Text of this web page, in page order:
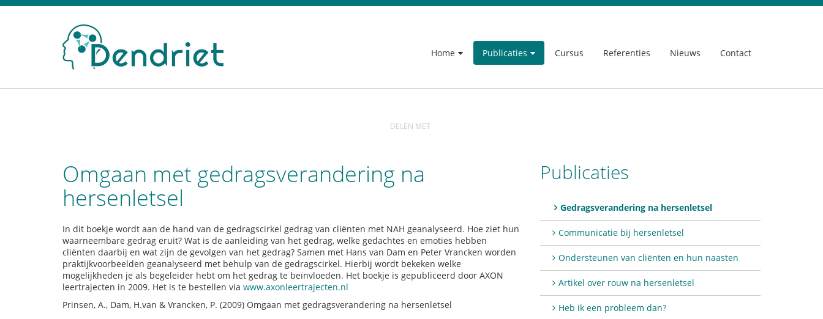
Home Publicaties Cursus Referenties Nieuws Contact
DELEN MET
Omgaan met gedragsverandering na
hersenletsel
In dit boekje wordt aan de hand van de gedragscirkel gedrag van cliënten met NAH geanalyseerd. Hoe ziet hun
waarneembare gedrag eruit? Wat is de aanleiding van het gedrag, welke gedachtes en emoties hebben
cliënten daarbij en wat zijn de gevolgen van het gedrag? Samen met Hans van Dam en Peter Vrancken worden
praktijkvoorbeelden geanalyseerd met behulp van de gedragscirkel. Hierbij wordt bekeken welke
mogelijkheden je als begeleider hebt om het gedrag te beïnvloeden. Het boekje is gepubliceerd door AXON
leertrajecten in 2009. Het is te bestellen via www.axonleertrajecten.nl
Prinsen, A., Dam, H.van & Vrancken, P. (2009) Omgaan met gedragsverandering na hersenletsel
Publicaties
Gedragsverandering na hersenletsel
Communicatie bij hersenletsel
Ondersteunen van cliënten en hun naasten
Artikel over rouw na hersenletsel
Heb ik een probleem dan?